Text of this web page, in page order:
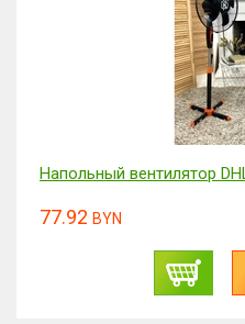
Напольный вентилятор
77.92 BYN